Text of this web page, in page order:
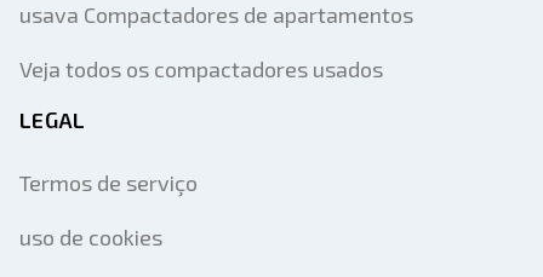
usava Compactadores de apartamentos
Veja todos os compactadores usados
LEGAL
Termos de serviço
uso de cookies